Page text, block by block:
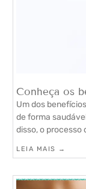
Conheça os
Um dos
de forma
disso, o processo
LEIA MAIS →